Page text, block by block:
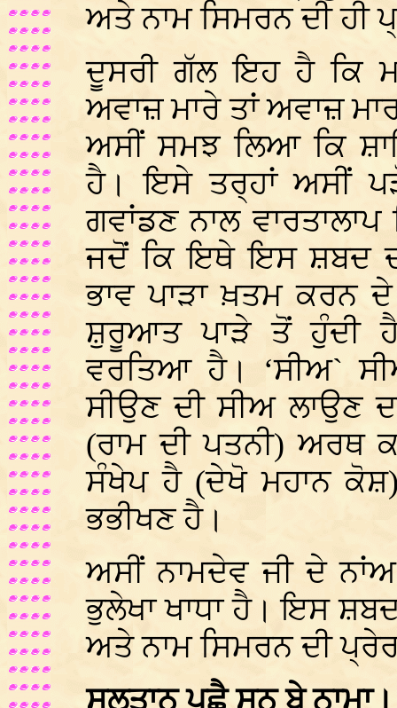
ਅਤੇ ਨਾਮ ਸਿਮਰਨ ਦੀ ਹੀ
ਦੂਸਰੀ ਗੱਲ ਇਹ ਹੈ ਕਿ
ਅਵਾਜ਼ ਮਾਰੇ ਤਾਂ ਅਵਾਜ਼
ਅਸੀਂ ਸਮਝ ਲਿਆ ਕਿ
ਹੈ। ਇਸੇ ਤਰ੍ਹਾਂ ਅਸੀਂ
ਗਵਾਂਡਣ ਨਾਲ
ਜਦੋਂ ਕਿ ਇਥੇ ਇਸ ਸ਼ਬਦ
ਭਾਵ ਪਾੜਾ ਖ਼ਤਮ ਕਰਨ
ਸ਼ੁਰੂਆਤ ਪਾੜੇ ਤੋਂ ਹੁੰਦੀ
ਵਰਤਿਆ ਹੈ। ‘ਸੀਅ`
ਸੀਉਣ ਦੀ ਸੀਅ ਲਾਉਣ
(ਰਾਮ ਦੀ ਪਤਨੀ) ਅਰਥ
ਸੰਖੇਪ ਹੈ (ਦੇਖੋ ਮਹਾਨ
ਭਭੀਖਣ ਹੈ।
ਅਸੀਂ ਨਾਮਦੇਵ ਜੀ ਦੇ
ਭੁਲੇਖਾ ਖਾਧਾ ਹੈ। ਇਸ
ਅਤੇ ਨਾਮ ਸਿਮਰਨ ਦੀ
ਸੁਲਤਾਨੁ ਪੂਛੈ ਸੁਨੁ ਬੇ